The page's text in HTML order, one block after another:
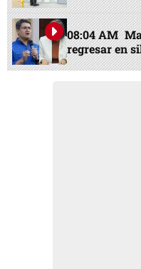
08:04 AM
regresar en